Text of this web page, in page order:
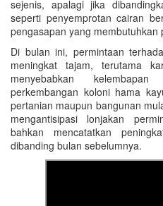
sejenis, apalagi jika
seperti penyemprotan cairan
pengasapan yang
Di bulan ini, permintaan
meningkat tajam, terutama
menyebabkan
perkembangan koloni hama
pertanian maupun bangunan
mengantisipasi lonjakan
bahkan mencatatkan
dibanding bulan sebelumnya.